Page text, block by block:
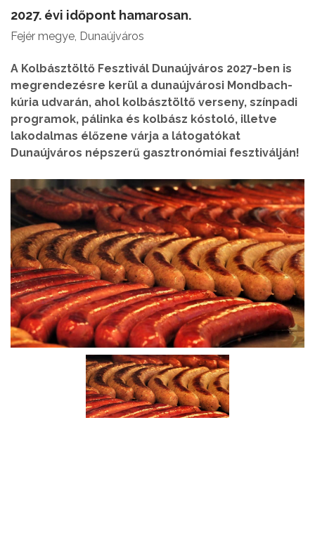
2027. évi időpont hamarosan.
Fejér megye, Dunaújváros
A Kolbásztöltő Fesztivál Dunaújváros 2027-ben is
megrendezésre kerül a dunaújvárosi Mondbach-
kúria udvarán, ahol kolbásztöltő verseny, színpadi
programok, pálinka és kolbász kóstoló, illetve
lakodalmas élőzene várja a látogatókat
Dunaújváros népszerű gasztronómiai fesztiválján!